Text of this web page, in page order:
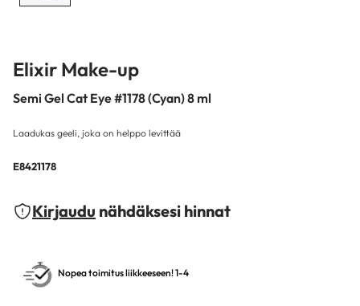
Elixir Make-up
Semi Gel Cat Eye #1178 (Cyan) 8 ml
Laadukas geeli, joka on helppo levittää
E8421178
Kirjaudu nähdäksesi hinnat
Nopea toimitus liikkeeseen! 1-4